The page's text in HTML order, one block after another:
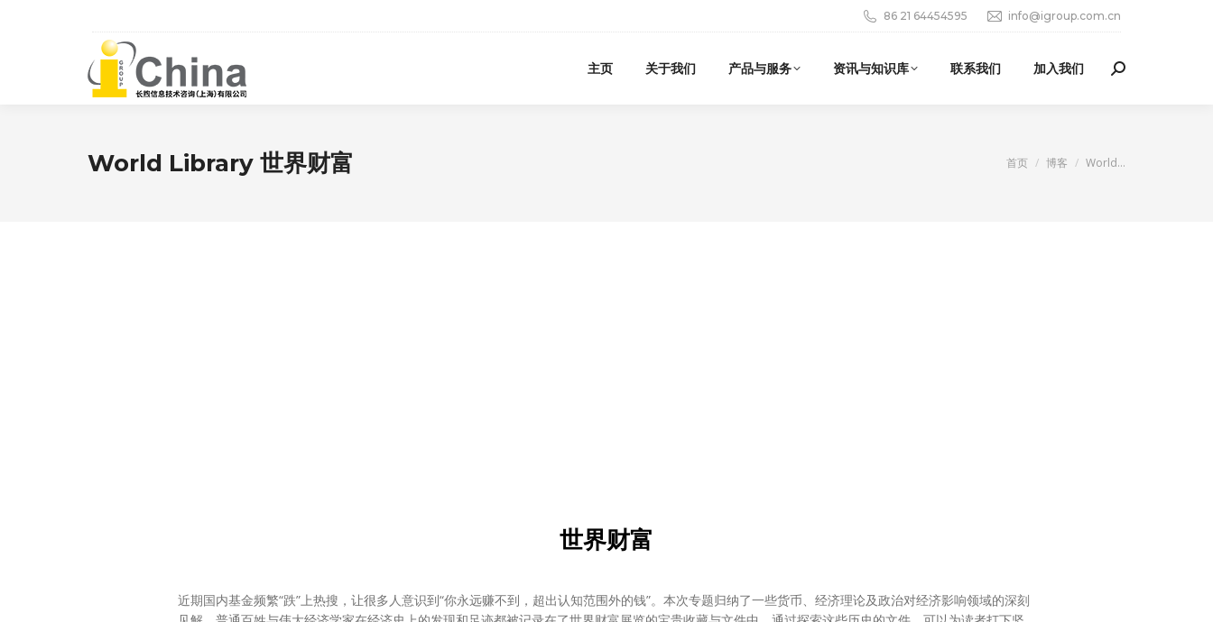
86 21 64454595 info@igroup.com.cn
主页 关于我们 产品与服务 资讯与知识库 联系我们 加入我们 Search:
World Library 世界财富 您在这里：
首页 博客 World…
世界财富
近期国内基金频繁“跌”上热搜，让很多人意识到“你永远赚不到，超出认知范围外的钱”。本次专题归纳了一些货币、经济理论及政治对经济影响领域的深刻